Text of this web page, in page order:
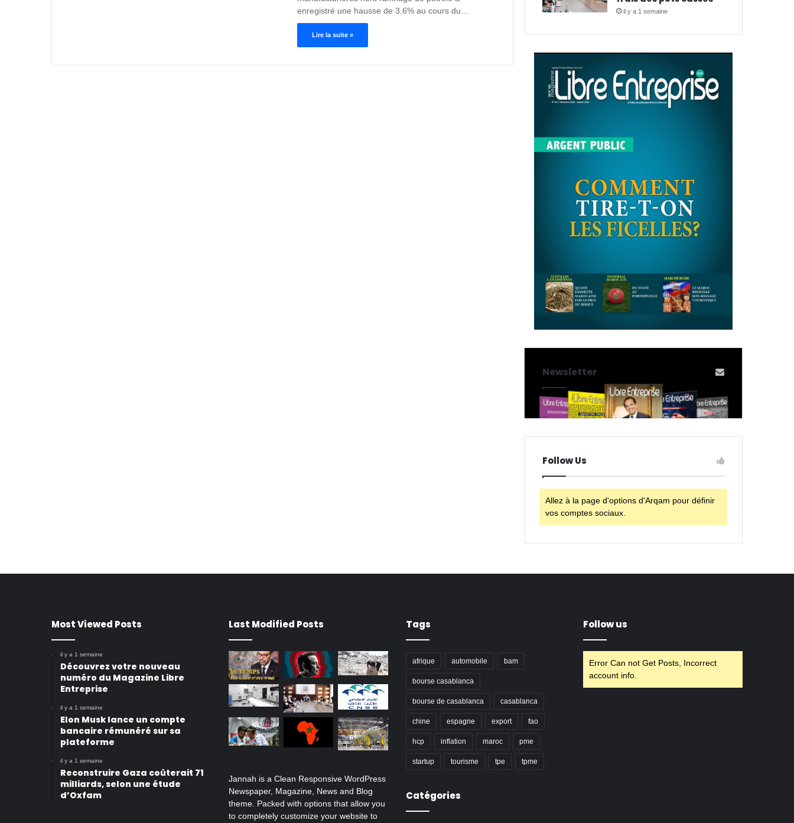
enregistré une hausse de 3,6% au cours du…
Lire la suite »
il y a 1 semaine
Newsletter
Follow Us
Allez à la page d'options d'Arqam pour définir
vos comptes sociaux.
Most Viewed Posts
il y a 1 semaine
Découvrez votre nouveau
numéro du Magazine Libre
Entreprise
il y a 1 semaine
Elon Musk lance un compte
bancaire rémunéré sur sa
plateforme
il y a 1 semaine
Reconstruire Gaza coûterait 71
milliards, selon une étude
d’Oxfam
Last Modified Posts
Jannah is a Clean Responsive WordPress
Newspaper, Magazine, News and Blog
theme. Packed with options that allow you
to completely customize your website to
Tags
afrique automobile bam
bourse casablanca
bourse de casablanca casablanca
chine espagne export fao
hcp inflation maroc pme
startup tourisme tpe tpme
Catégories
Follow us
Error Can not Get Posts, Incorrect
account info.